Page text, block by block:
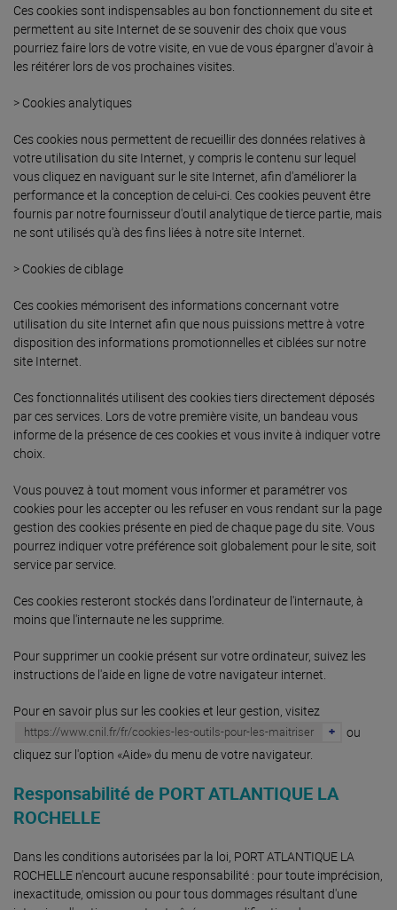
Ces cookies sont indispensables au bon fonctionnement du site et
permettent au site Internet de se souvenir des choix que vous
pourriez faire lors de votre visite, en vue de vous épargner d'avoir à
les réitérer lors de vos prochaines visites.
> Cookies analytiques
Ces cookies nous permettent de recueillir des données relatives à
votre utilisation du site Internet, y compris le contenu sur lequel
vous cliquez en naviguant sur le site Internet, afin d'améliorer la
performance et la conception de celui-ci. Ces cookies peuvent être
fournis par notre fournisseur d'outil analytique de tierce partie, mais
ne sont utilisés qu'à des fins liées à notre site Internet.
> Cookies de ciblage
Ces cookies mémorisent des informations concernant votre
utilisation du site Internet afin que nous puissions mettre à votre
disposition des informations promotionnelles et ciblées sur notre
site Internet.
Ces fonctionnalités utilisent des cookies tiers directement déposés
par ces services. Lors de votre première visite, un bandeau vous
informe de la présence de ces cookies et vous invite à indiquer votre
choix.
Vous pouvez à tout moment vous informer et paramétrer vos
cookies pour les accepter ou les refuser en vous rendant sur la page
gestion des cookies présente en pied de chaque page du site. Vous
pourrez indiquer votre préférence soit globalement pour le site, soit
service par service.
Ces cookies resteront stockés dans l'ordinateur de l'internaute, à
moins que l'internaute ne les supprime.
Pour supprimer un cookie présent sur votre ordinateur, suivez les
instructions de l'aide en ligne de votre navigateur internet.
Pour en savoir plus sur les cookies et leur gestion, visitez
https://www.cnil.fr/fr/cookies-les-outils-pour-les-maitriser
ou
cliquez sur l'option «Aide» du menu de votre navigateur.
Responsabilité de PORT ATLANTIQUE LA
ROCHELLE
Dans les conditions autorisées par la loi, PORT ATLANTIQUE LA
ROCHELLE n'encourt aucune responsabilité : pour toute imprécision,
inexactitude, omission ou pour tous dommages résultant d'une